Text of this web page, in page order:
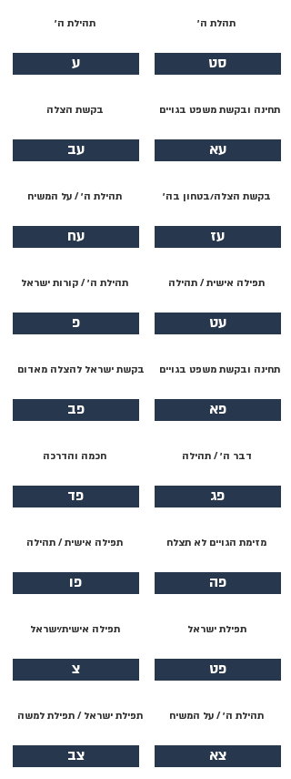
תהלת ה׳
סט
תחינה ובקשת משפט בגויים
עא
בקשת הצלה/בטחון בה׳
עז
תפילה אישית / תהילה
עט
תחינה ובקשת משפט בגויים
פא
דבר ה׳ / תהילה
פג
מזימת הגויים לא תצלח
פה
תפילת ישראל
פט
תהילת ה׳ / על המשיח
צא
תהילת ה׳
ע
בקשת הצלה
עב
תהילת ה׳ / על המשיח
עח
תהילת ה׳ / קורות ישראל
פ
בקשת ישראל להצלה מאדום
פב
חכמה והדרכה
פד
תפילה אישית / תהילה
פו
תפילה אישית/ישראל
צ
תפילת ישראל / תפילת למשה
צב